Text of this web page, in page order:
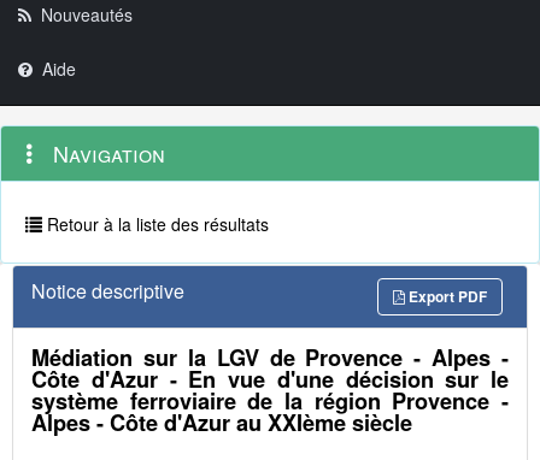
Nouveautés
Aide
Navigation
outils
Menu
contextuel
Navigation
Retour à la liste des résultats
Notice descriptive Export PDF
Médiation sur la LGV de Provence - Alpes -
Côte d'Azur - En vue d'une décision sur le
système ferroviaire de la région Provence -
Alpes - Côte d'Azur au XXIème siècle